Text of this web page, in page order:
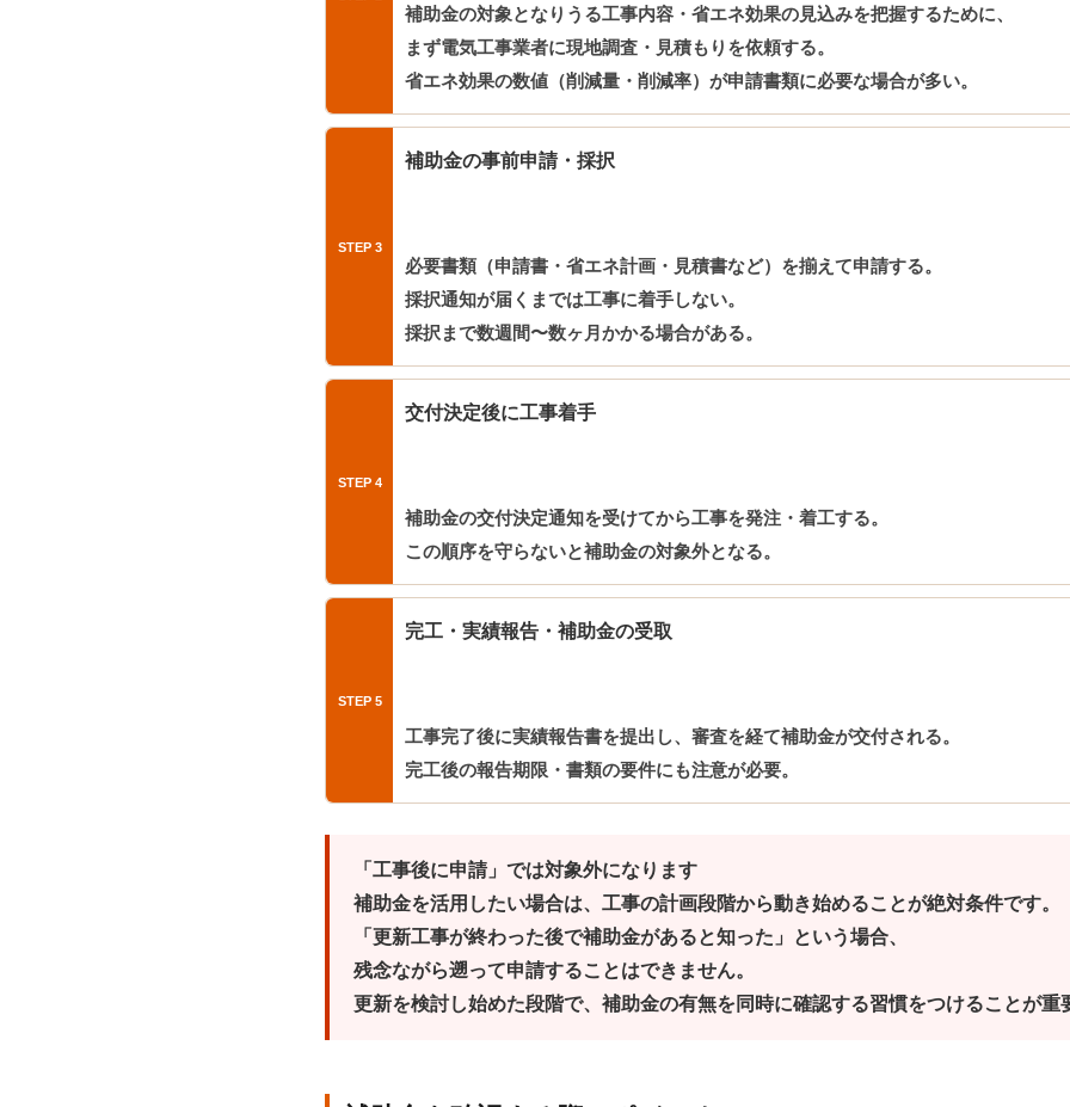
補助金の対象となりうる工事内容・省エネ効果の見込みを把握するために、
まず電気工事業者に現地調査・見積もりを依頼する。
省エネ効果の数値（削減量・削減率）が申請書類に必要な場合が多い。
補助金の事前申請・採択
必要書類（申請書・省エネ計画・見積書など）を揃えて申請する。
採択通知が届くまでは工事に着手しない。
採択まで数週間〜数ヶ月かかる場合がある。
交付決定後に工事着手
補助金の交付決定通知を受けてから工事を発注・着工する。
この順序を守らないと補助金の対象外となる。
完工・実績報告・補助金の受取
工事完了後に実績報告書を提出し、審査を経て補助金が交付される。
完工後の報告期限・書類の要件にも注意が必要。
「工事後に申請」では対象外になります
補助金を活用したい場合は、 工事の計画段階から動き始めることが絶対条件です。
「更新工事が終わった後で補助金があると知った」という場合、
残念ながら遡って申請することはできません。
更新を検討し始めた段階で、補助金の有無を同時に確認する習慣をつけることが重